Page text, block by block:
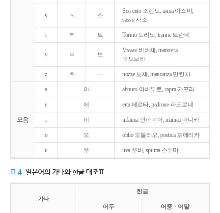
s ㅅ 스
Sorrento 소렌토, asma 아스마,
sasso 사소
t ㅌ 트 Torino 토리노, tranne 트란네
v ㅂ 브
Vivace 비바체, manovra
마노브라
z ㅊ ― nozze 노체, mancanza 만칸차
모음
a 아 abituro 아비투로, capra 카프라
e 에 erta 에르타, padrone 파드로네
i 이 infamia 인파미아, manica 마니카
o 오 oblio 오블리오, poetica 포에티카
u 우 uva 우바, spuma 스푸마
표 4 일본어의 가나와 한글 대조표
가나
한글
어두 어중ㆍ어말